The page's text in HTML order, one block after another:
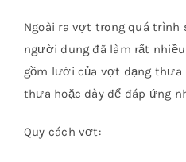
Ngoài ra vợt trong quá
người dung đã làm rất
gồm lưới của vợt dạng thưa
thưa hoặc dày để đáp ứng
Quy cách vợt: